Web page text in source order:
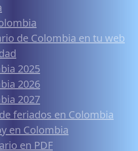
de Colombia en tu web
2025
2026
2027
feriados en Colombia
en Colombia
en PDF